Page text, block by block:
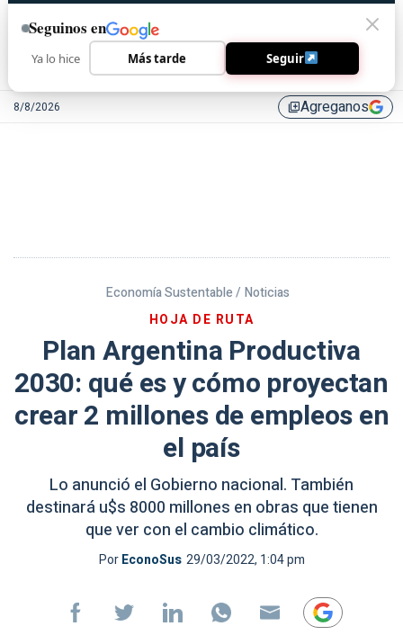
8/8/2026 library_addAgreganos
Economía Sustentable / Noticias
HOJA DE RUTA
Plan Argentina Productiva
2030: qué es y cómo proyectan
crear 2 millones de empleos en
el país
Lo anunció el Gobierno nacional. También
destinará u$s 8000 millones en obras que tienen
que ver con el cambio climático.
PorEconoSus 29/03/2022, 1:04 pm
Seguinos en
Ya lo hice Más tarde Seguir